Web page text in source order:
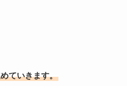
ていきます。